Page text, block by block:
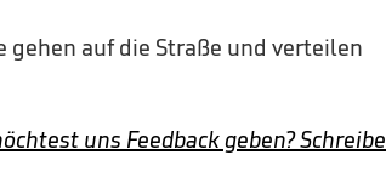
gehen auf die Straße und verteilen
uns Feedback geben? Schreibe